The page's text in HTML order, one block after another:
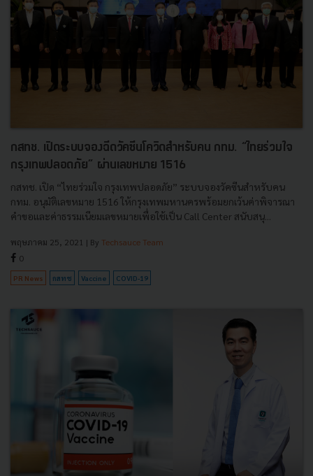
กสทช. เปิดระบบจองฉีดวัคซีนโควิดสำหรับคน กทม. “ไทยร่วมใจ
กรุงเทพปลอดภัย” ผ่านเลขหมาย 1516
กสทช. เปิด “ไทยร่วมใจ กรุงเทพปลอดภัย” ระบบจองวัคซีนสำหรับคน
กทม. อนุมัติเลขหมาย 1516 ให้กรุงเทพมหานครพร้อมยกเว้นค่าพิจารณา
คำขอและค่าธรรมเนียมเลขหมายเพื่อใช้เป็น Call Center สนับสนุ...
พฤษภาคม 25, 2021 | By Techsauce Team
0
PR News กสทช Vaccine COVID-19